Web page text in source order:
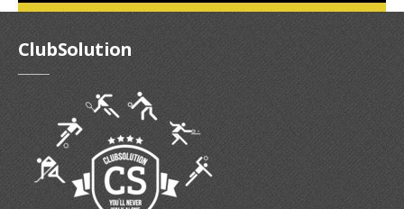
ClubSolution